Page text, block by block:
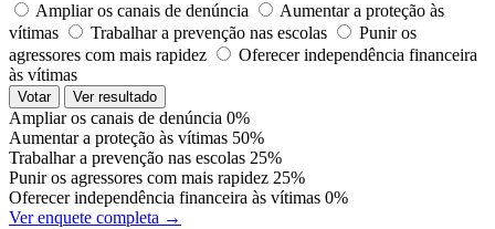
Ampliar os canais de denúncia
Aumentar a proteção às
vítimas
Trabalhar a prevenção nas escolas
Punir os
agressores com mais rapidez
Oferecer independência financeira
às vítimas
Votar Ver resultado
Ampliar os canais de denúncia 0%
Aumentar a proteção às vítimas 50%
Trabalhar a prevenção nas escolas 25%
Punir os agressores com mais rapidez 25%
Oferecer independência financeira às vítimas 0%
Ver enquete completa →